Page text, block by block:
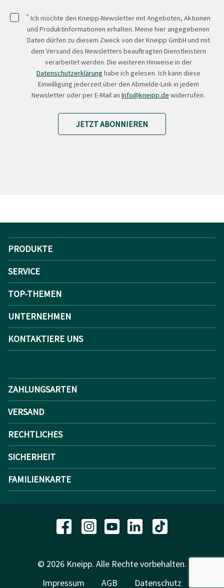
* Ich möchte den Kneipp-Newsletter mit Angeboten, Aktionen
und Produktinformationen erhalten. Meine hier angegebenen
Daten dürfen zu diesem Zweck von der Kneipp GmbH und mit
dem Versand des Newsletters beauftragten Dienstleistern
verarbeitet werden. Die weiteren Hinweise in der
Datenschutzerklärung habe ich gelesen. Ich kann diese
Einwilligung jederzeit über den Abmelde-Link in jedem
Newsletter oder per E-Mail an Info@kneipp.de widerrufen.
JETZT ABONNIEREN
PRODUKTE
SERVICE
TOP-THEMEN
UNTERNEHMEN
KONTAKTIERE UNS
ZAHLUNGSARTEN
VERSAND
RECHTLICHES
SICHERHEIT
FAMILIENKARTE
© 2026 Kneipp. Alle Rechte vorbehalten.
Impressum
AGB Datenschutz